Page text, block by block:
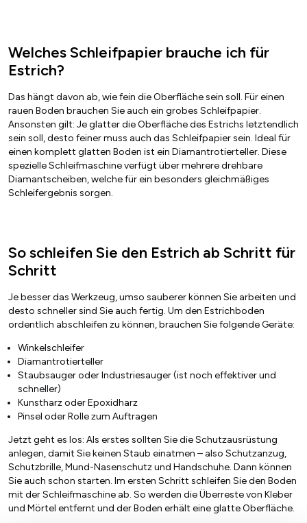
Welches Schleifpapier brauche ich für
Estrich?
Das hängt davon ab, wie fein die Oberfläche sein soll. Für einen
rauen Boden brauchen Sie auch ein grobes Schleifpapier.
Ansonsten gilt: Je glatter die Oberfläche des Estrichs letztendlich
sein soll, desto feiner muss auch das Schleifpapier sein. Ideal für
einen komplett glatten Boden ist ein Diamantrotierteller. Diese
spezielle Schleifmaschine verfügt über mehrere drehbare
Diamantscheiben, welche für ein besonders gleichmäßiges
Schleifergebnis sorgen.
So schleifen Sie den Estrich ab Schritt für
Schritt
Je besser das Werkzeug, umso sauberer können Sie arbeiten und
desto schneller sind Sie auch fertig. Um den Estrichboden
ordentlich abschleifen zu können, brauchen Sie folgende Geräte:
Winkelschleifer
Diamantrotierteller
Staubsauger oder Industriesauger (ist noch effektiver und
schneller)
Kunstharz oder Epoxidharz
Pinsel oder Rolle zum Auftragen
Jetzt geht es los: Als erstes sollten Sie die Schutzausrüstung
anlegen, damit Sie keinen Staub einatmen – also Schutzanzug,
Schutzbrille, Mund-Nasenschutz und Handschuhe. Dann können
Sie auch schon starten. Im ersten Schritt schleifen Sie den Boden
mit der Schleifmaschine ab. So werden die Überreste von Kleber
und Mörtel entfernt und der Boden erhält eine glatte Oberfläche.